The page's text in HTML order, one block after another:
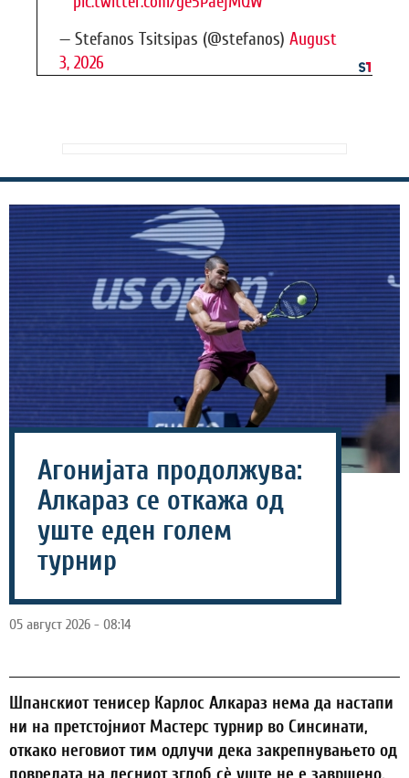
— Stefanos Tsitsipas (@stefanos) August
3, 2026
Агонијата продолжува:
Алкараз се откажа од
уште еден голем
турнир
05 август 2026 - 08:14
Шпанскиот тенисер Карлос Алкараз нема да настапи
ни на претстојниот Мастерс турнир во Синсинати,
откако неговиот тим одлучи дека закрепнувањето од